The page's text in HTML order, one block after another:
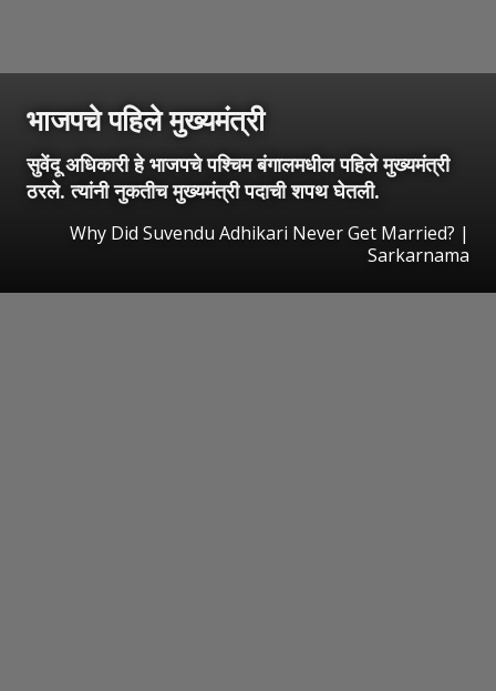
भाजपचे पहिले मुख्यमंत्री
सुवेंदू अधिकारी हे भाजपचे पश्चिम बंगालमधील पहिले मुख्यमंत्री
ठरले. त्यांनी नुकतीच मुख्यमंत्री पदाची शपथ घेतली.
Why Did Suvendu Adhikari Never Get Married? |
Sarkarnama